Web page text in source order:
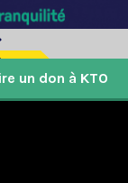
un don à KTO